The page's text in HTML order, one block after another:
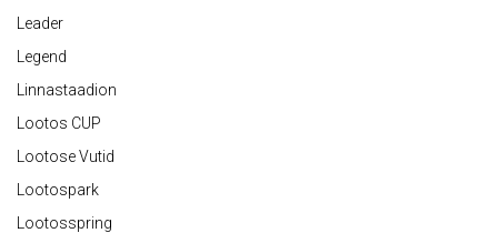
Leader
Legend
Linnastaadion
Lootos CUP
Lootose Vutid
Lootospark
Lootosspring